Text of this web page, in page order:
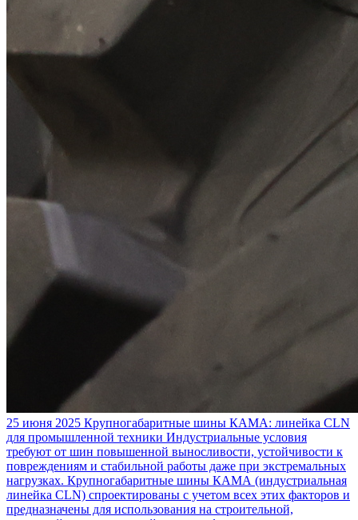
25 июня 2025 Крупногабаритные шины КАМА: линейка CLN
для промышленной техники Индустриальные условия
требуют от шин повышенной выносливости, устойчивости к
повреждениям и стабильной работы даже при экстремальных
нагрузках. Крупногабаритные шины КАМА (индустриальная
линейка CLN) спроектированы с учетом всех этих факторов и
предназначены для использования на строительной,